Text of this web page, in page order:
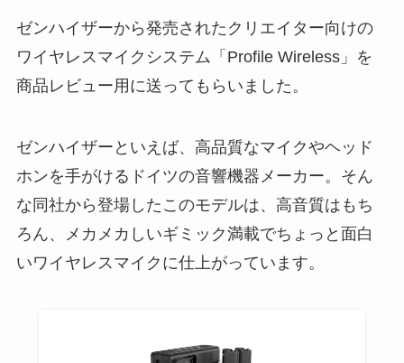
ゼンハイザーから発売されたクリエイター向けの
ワイヤレスマイクシステム「Profile Wireless」を
商品レビュー用に送ってもらいました。
ゼンハイザーといえば、高品質なマイクやヘッド
ホンを手がけるドイツの音響機器メーカー。そん
な同社から登場したこのモデルは、高音質はもち
ろん、メカメカしいギミック満載でちょっと面白
いワイヤレスマイクに仕上がっています。